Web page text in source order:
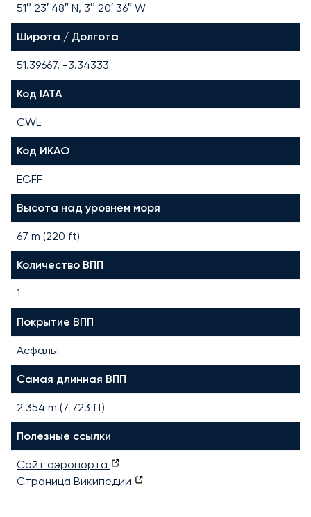
51° 23′ 48″ N, 3° 20′ 36″ W
Широта / Долгота
51.39667, -3.34333
Код IATA
CWL
Код ИКАО
EGFF
Высота над уровнем моря
67 m (220 ft)
Количество ВПП
1
Покрытие ВПП
Асфальт
Самая длинная ВПП
2 354 m (7 723 ft)
Полезные ссылки
Сайт аэропорта
Страница Википедии